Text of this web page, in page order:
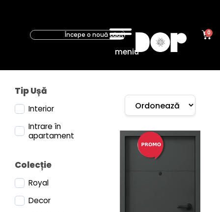
meniu
0
Tip Ușă
Interior
Intrare în
apartament
Colecție
Royal
Decor